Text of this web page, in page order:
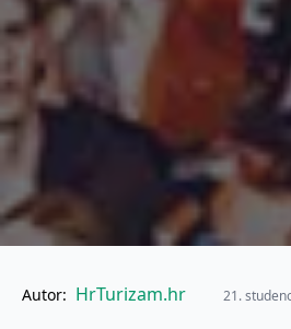
Autor: HrTurizam.hr 21.